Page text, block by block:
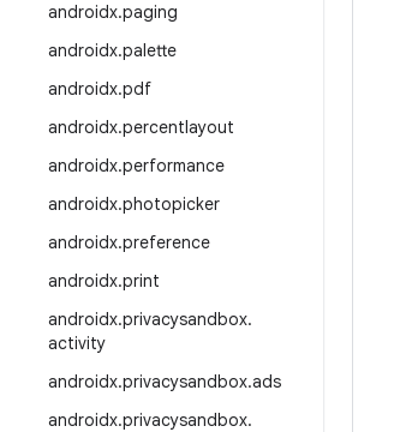
androidx.paging
androidx.palette
androidx.pdf
androidx.percentlayout
androidx.performance
androidx.photopicker
androidx.preference
androidx.print
androidx.privacysandbox.
activity
androidx.privacysandbox.ads
androidx.privacysandbox.